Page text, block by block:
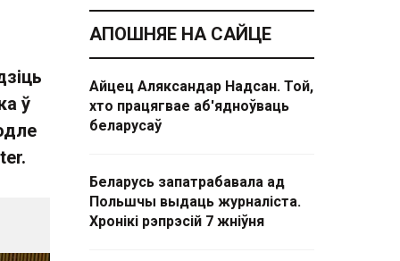
ў
АПОШНЯЕ НА САЙЦЕ
Айцец Аляксандар Надсан. Той,
хто працягвае аб'ядноўваць
беларусаў
Беларусь запатрабавала ад
Польшчы выдаць журналіста.
Хронікі рэпрэсій 7 жніўня